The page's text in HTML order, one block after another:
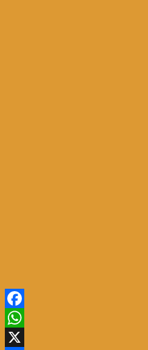
Facebook
WhatsApp